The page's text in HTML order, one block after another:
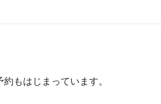
もはじまっています。